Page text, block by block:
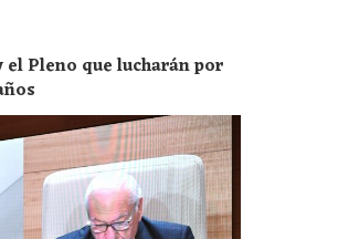
el Pleno que lucharán por